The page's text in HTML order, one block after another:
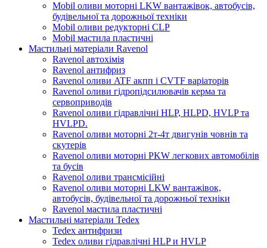
Mobil оливи моторні LKW вантажівок, автобусів,
будівельної та дорожньої техніки
Mobil оливи редукторні CLP
Mobil мастила пластичні
Мастильні матеріали Ravenol
Ravenol автохімія
Ravenol антифриз
Ravenol оливи ATF акпп і CVTF варіаторів
Ravenol оливи гідропідсилювачів керма та
сервоприводів
Ravenol оливи гідравлічні HLP, HLPD, HVLP та
HVLPD.
Ravenol оливи моторні 2т-4т двигунів човнів та
скутерів
Ravenol оливи моторні PKW легкових автомобілів
та бусів
Ravenol оливи трансмісійні
Ravenol оливи моторні LKW вантажівок,
автобусів, будівельної та дорожньої техніки
Ravenol мастила пластичні
Мастильні матеріали Tedex
Tedex антифризи
Tedex оливи гідравлічні HLP и HVLP